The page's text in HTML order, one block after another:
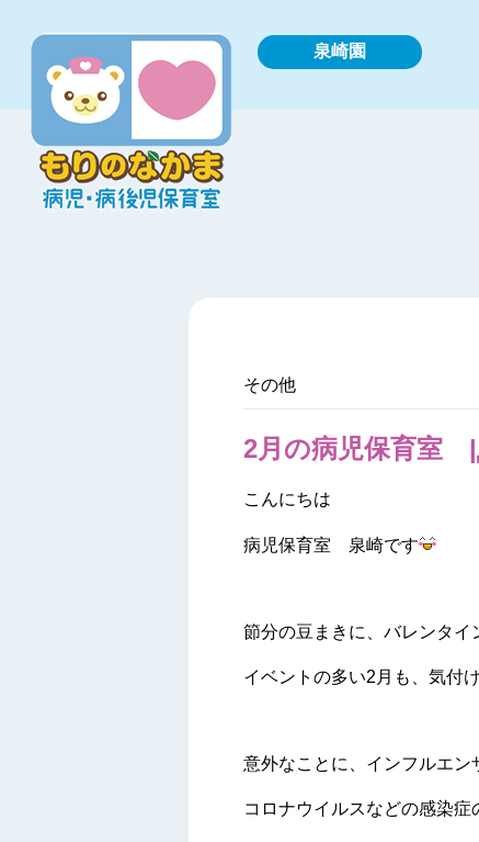
泉崎園
その他
2月の病児保育室
こんにちは
病児保育室 泉崎です
節分の豆まきに、バレンタイ
イベントの多い2月も、気付
意外なことに、インフルエン
コロナウイルスなどの感染症